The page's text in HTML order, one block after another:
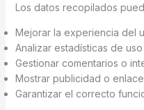
Los datos recopilados
Mejorar la experiencia del
Analizar estadísticas de
Gestionar comentarios o
Mostrar publicidad o
Garantizar el correcto